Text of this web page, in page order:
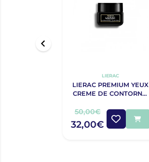
LIERAC
LIERAC PREMIUM YEUX
CREME DE CONTORNO
50,00€
32,00€